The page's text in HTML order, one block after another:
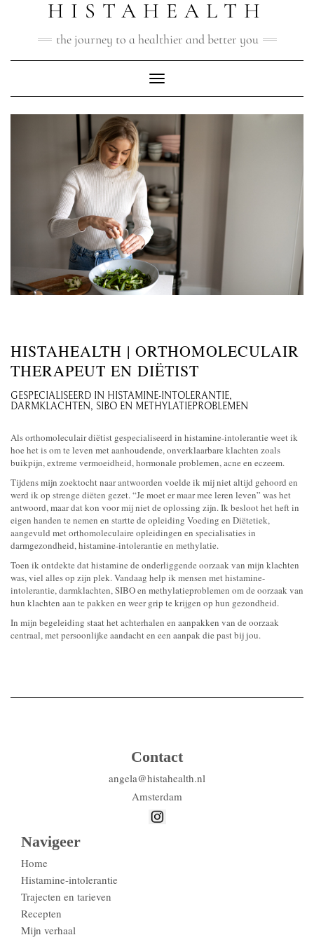
HISTAHEALTH
the journey to a healthier and better you
Toggle navigatie
HISTAHEALTH | ORTHOMOLECULAIR
THERAPEUT EN DIËTIST
GESPECIALISEERD IN HISTAMINE-INTOLERANTIE,
DARMKLACHTEN, SIBO EN METHYLATIEPROBLEMEN
Als orthomoleculair diëtist gespecialiseerd in histamine-intolerantie weet ik
hoe het is om te leven met aanhoudende, onverklaarbare klachten zoals
buikpijn, extreme vermoeidheid, hormonale problemen, acne en eczeem.
Tijdens mijn zoektocht naar antwoorden voelde ik mij niet altijd gehoord en
werd ik op strenge diëten gezet. “Je moet er maar mee leren leven” was het
antwoord, maar dat kon voor mij niet de oplossing zijn. Ik besloot het heft in
eigen handen te nemen en startte de opleiding Voeding en Diëtetiek,
aangevuld met orthomoleculaire opleidingen en specialisaties in
darmgezondheid, histamine-intolerantie en methylatie.
Toen ik ontdekte dat histamine de onderliggende oorzaak van mijn klachten
was, viel alles op zijn plek. Vandaag help ik mensen met histamine-
intolerantie, darmklachten, SIBO en methylatieproblemen om de oorzaak van
hun klachten aan te pakken en weer grip te krijgen op hun gezondheid.
In mijn begeleiding staat het achterhalen en aanpakken van de oorzaak
centraal, met persoonlijke aandacht en een aanpak die past bij jou.
Contact
angela@histahealth.nl
Amsterdam
Navigeer
Home
Histamine-intolerantie
Trajecten en tarieven
Recepten
Mijn verhaal